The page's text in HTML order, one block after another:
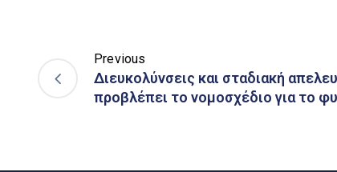
Previous
Διευκολύνσεις και σταδιακή
προβλέπει το νομοσχέδιο για το